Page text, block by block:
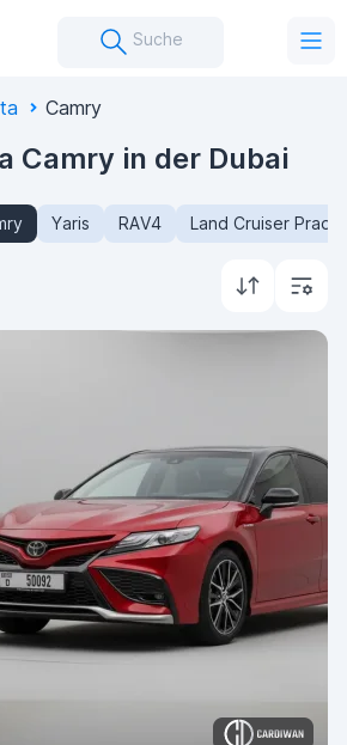
Suche
Camry
Camry in der Dubai
Yaris RAV4 Land Cruiser Prado